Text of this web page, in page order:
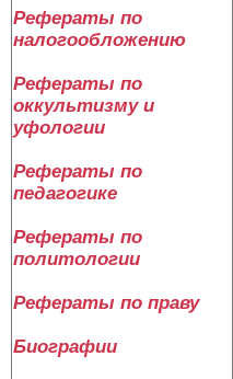
Рефераты по
налогообложению
Рефераты по
оккультизму и
уфологии
Рефераты по
педагогике
Рефераты по
политологии
Рефераты по праву
Биографии